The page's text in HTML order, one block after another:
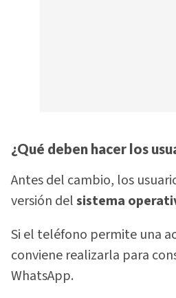
¿Qué deben hacer los
Antes del cambio, los
versión delsistema
Si el teléfono permite una
conviene realizarla para
WhatsApp.